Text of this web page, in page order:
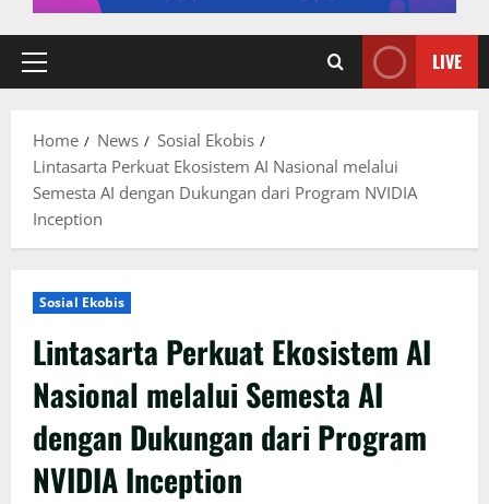
Primary
LIVE
Home News
Sosial Ekobis
Lintasarta Perkuat Ekosistem AI Nasional melalui
Semesta AI dengan Dukungan dari Program NVIDIA
Inception
Sosial Ekobis
Lintasarta Perkuat Ekosistem AI
Nasional melalui Semesta AI
dengan Dukungan dari Program
NVIDIA Inception